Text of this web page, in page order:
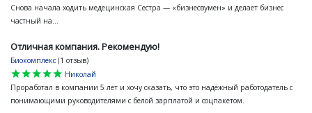
Снова начала ходить медецинская Сестра — «бизнесвумен» и делает бизнес
частный на...
Отличная компания. Рекомендую!
Биокомплекс (1 отзыв)
star
star
star
star
star
Николай
Проработал в компании 5 лет и хочу сказать, что это надёжный работодатель с
понимающими руководителями с белой зарплатой и соцпакетом.